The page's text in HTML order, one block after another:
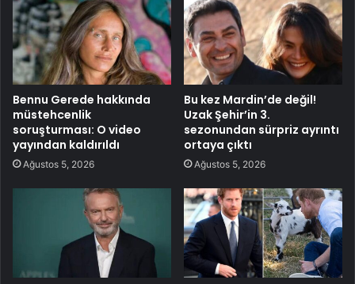
Bennu Gerede hakkında
müstehcenlik
soruşturması: O video
yayından kaldırıldı
Ağustos 5, 2026
Bu kez Mardin’de değil!
Uzak Şehir’in 3.
sezonundan sürpriz ayrıntı
ortaya çıktı
Ağustos 5, 2026